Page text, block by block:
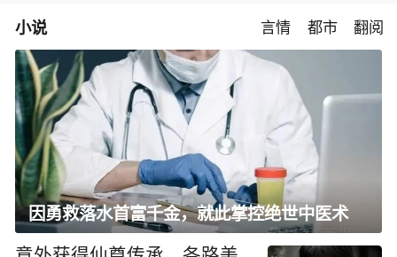
小说 言情 都市 翻阅
因勇救落水首富千金，就此掌控绝世中医术